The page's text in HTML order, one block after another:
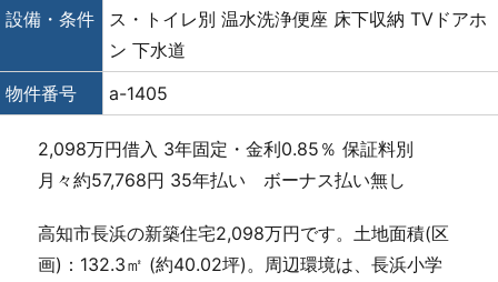
設備・条件
ス・トイレ別 温水洗浄便座 床下収納 TVドアホ
ン 下水道
物件番号
a-1405
2,098万円借入 3年固定・金利0.85％ 保証料別
月々約57,768円 35年払い ボーナス払い無し
高知市長浜の新築住宅2,098万円です。土地面積(区
画)：132.3㎡ (約40.02坪)。周辺環境は、長浜小学